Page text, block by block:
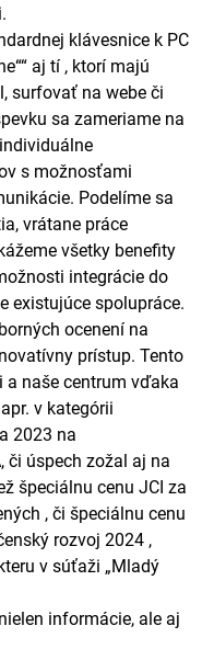
klávesnice k PC
aj tí , ktorí majú
surfovať na webe či
sa zameriame na
s možnosťami
Podelíme sa
vrátane práce
všetky benefity
integrácie do
existujúce spolupráce.
ocenení na
prístup. Tento
a naše centrum vďaka
v kategórii
2023 na
či úspech zožal aj na
špeciálnu cenu JCI za
, či špeciálnu cenu
rozvoj 2024 ,
v súťaži „Mladý
informácie, ale aj